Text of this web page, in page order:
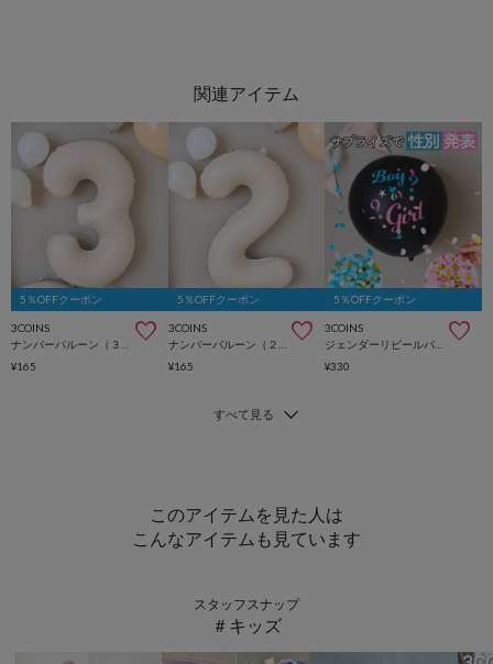
5％OFFクーポン
3COINS
¥165
5％OFFクーポン
3COINS
¥165
5％OFFクーポン
3COINS
¥330
このアイテムを見た人は
こんなアイテムも見ています
スタッフスナップ
＃キッズ